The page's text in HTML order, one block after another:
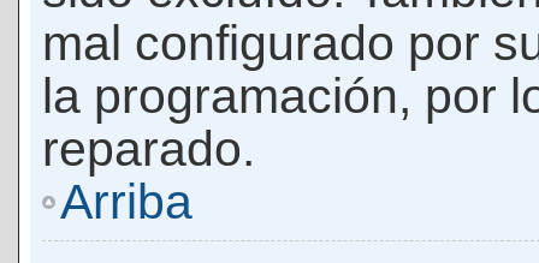
mal configurado por
la programación, por
reparado.
Arriba